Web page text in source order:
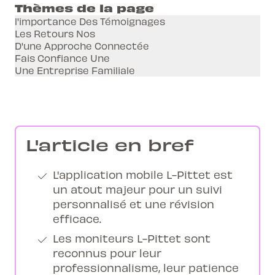
Thèmes de la page
l'importance Des Témoignages
Les Retours Nos
D'une Approche Connectée
Fais Confiance Une
Une Entreprise Familiale
L'article en bref
L'application mobile L-Pittet est
un atout majeur pour un suivi
personnalisé et une révision
efficace.
Les moniteurs L-Pittet sont
reconnus pour leur
professionnalisme, leur patience